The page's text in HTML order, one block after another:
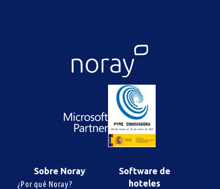
Sobre Noray
¿Por qué Noray?
Software de
hoteles